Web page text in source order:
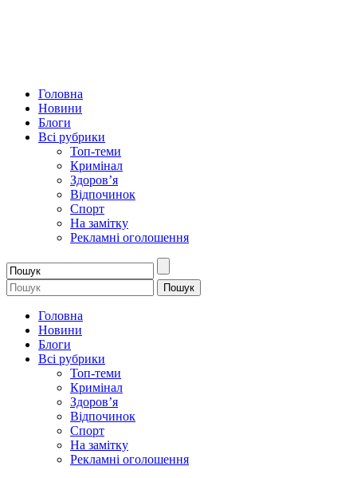
Головна
Новини
Блоги
Всі рубрики
Топ-теми
Кримінал
Здоров’я
Відпочинок
Спорт
На замітку
Рекламні оголошення
Головна
Новини
Блоги
Всі рубрики
Топ-теми
Кримінал
Здоров’я
Відпочинок
Спорт
На замітку
Рекламні оголошення